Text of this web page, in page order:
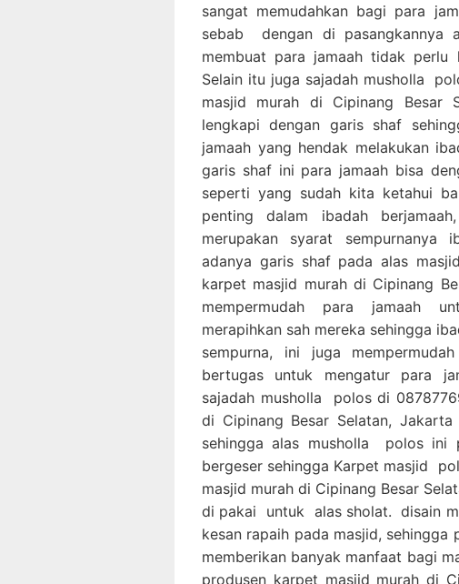
sangat memudahkan bagi para
sebab dengan di
membuat para jamaah tidak perlu
Selain itu juga sajadah musholla
masjid murah di Cipinang Besar
lengkapi dengan garis shaf
jamaah yang hendak melakukan
garis shaf ini para jamaah bisa
seperti yang sudah kita ketahui
penting dalam ibadah
merupakan syarat sempurnanya
adanya garis shaf pada alas
karpet masjid murah di Cipinang
mempermudah para jamaah
merapihkan sah mereka sehingga
sempurna, ini juga
bertugas untuk mengatur para
sajadah musholla polos di
di Cipinang Besar Selatan,
sehingga alas musholla polos
bergeser sehingga Karpet masjid
masjid murah di Cipinang Besar
di pakai untuk alas sholat. disain
kesan rapaih pada masjid,
memberikan banyak manfaat bagi
produsen karpet masjid murah di